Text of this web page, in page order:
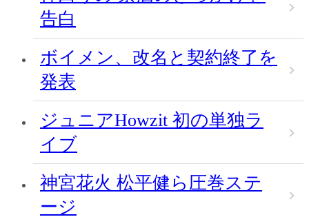
告白
ボイメン、改名と契約終了を
発表
ジュニアHowzit 初の単独ラ
イブ
神宮花火 松平健ら圧巻ステ
ージ